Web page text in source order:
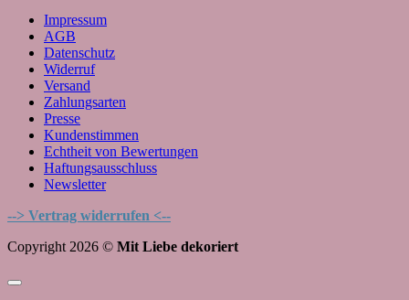
Impressum
AGB
Datenschutz
Widerruf
Versand
Zahlungsarten
Presse
Kundenstimmen
Echtheit von Bewertungen
Haftungsausschluss
Newsletter
--> Vertrag widerrufen <--
Copyright 2026 © Mit Liebe dekoriert